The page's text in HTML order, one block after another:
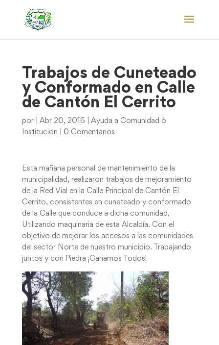
Trabajos de Cuneteado
y Conformado en Calle
de Cantón El Cerrito
por Abr 20, 2016
Ayuda a Comunidad ò
Institucion
0 Comentarios
Esta mañana personal de mantenimiento de la
municipalidad, realizaron trabajos de mejoramiento
de la Red Vial en la Calle Principal de Cantón El
Cerrito, consistentes en cuneteado y conformado
de la Calle que conduce a dicha comunidad,
Utilizando maquinaria de esta Alcaldía. Con el
objetivo de mejorar los accesos a las comunidades
del sector Norte de nuestro municipio. Trabajando
juntos y con Piedra ¡Ganamos Todos!